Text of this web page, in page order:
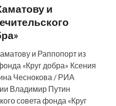
и
и Раппопорт из
«Круг добра» Ксения
Чеснокова / РИА
Владимир Путин
совета фонда «Круг